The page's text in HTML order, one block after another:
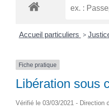
Accueil particuliers >
Fiche pratique
Libération sous
Vérifié le 03/03/2021 - Direction